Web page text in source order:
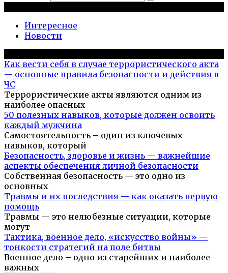
Интересное
Новости
Как вести себя в случае террористического акта
— основные правила безопасности и действия в
ЧС
Террористические акты являются одним из
наиболее опасных
50 полезных навыков, которые должен освоить
каждый мужчина
Самостоятельность – один из ключевых
навыков, который
Безопасность, здоровье и жизнь — важнейшие
аспекты обеспечения личной безопасности
Собственная безопасность — это одно из
основных
Травмы и их последствия — как оказать первую
помощь
Травмы — это нелюбезные ситуации, которые
могут
Тактика, военное дело, «искусство войны» —
тонкости стратегий на поле битвы
Военное дело – одно из старейших и наиболее
важных